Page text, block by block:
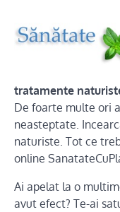
tratamente
De foarte multe ori
neasteptate.
naturiste. Tot ce
online
Ai apelat la o
avut efect? Te-ai